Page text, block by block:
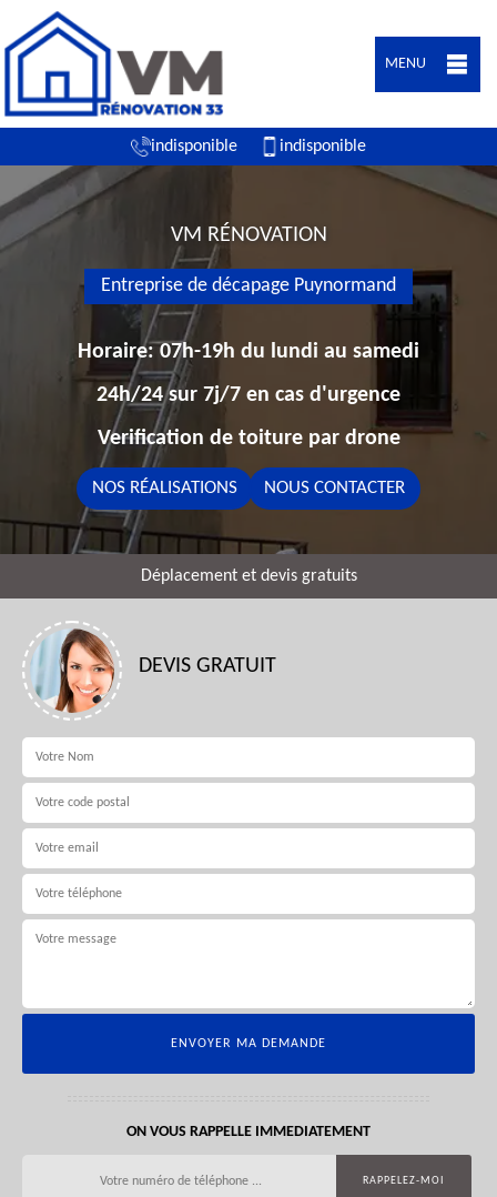
MENU
indisponible indisponible
VM RÉNOVATION
Entreprise de décapage Puynormand
Horaire: 07h-19h du lundi au samedi
24h/24 sur 7j/7 en cas d'urgence
Verification de toiture par drone
NOS RÉALISATIONS NOUS CONTACTER
Déplacement et devis gratuits
DEVIS GRATUIT
ON VOUS RAPPELLE IMMEDIATEMENT